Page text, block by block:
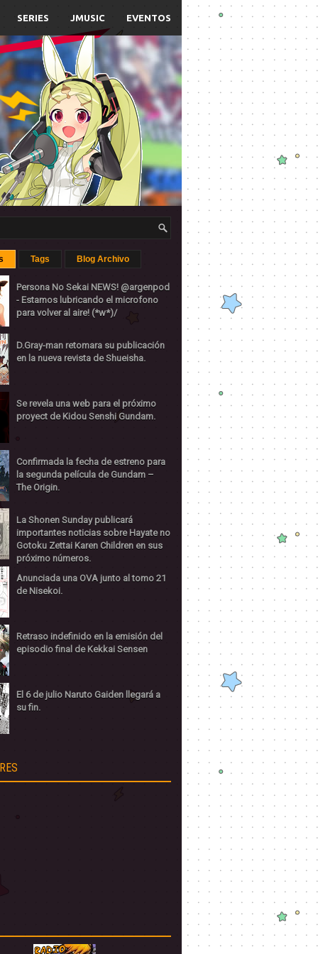
SERIES JMUSIC EVENTOS
Tags Blog Archivo
Persona No Sekai NEWS! @argenpod
- Estamos lubricando el microfono
para volver al aire! (*w*)/
D.Gray-man retomara su publicación
en la nueva revista de Shueisha.
Se revela una web para el próximo
proyect de Kidou Senshi Gundam.
Confirmada la fecha de estreno para
la segunda película de Gundam –
The Origin.
La Shonen Sunday publicará
importantes noticias sobre Hayate no
Gotoku Zettai Karen Children en sus
próximo números.
Anunciada una OVA junto al tomo 21
de Nisekoi.
Retraso indefinido en la emisión del
episodio final de Kekkai Sensen
El 6 de julio Naruto Gaiden llegará a
su fin.